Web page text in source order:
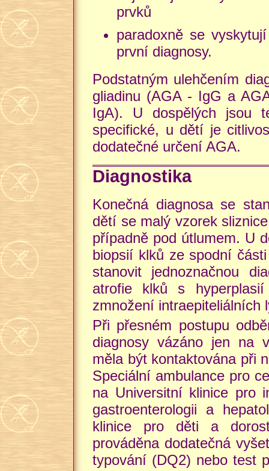
prvků
paradoxně se
první diagnosy.
Podstatným ulehčením
gliadinu (AGA - IgG a
IgA). U dospělých jsou
specifické, u dětí je
dodatečné určení AGA.
Diagnostika
Konečná diagnosa se
dětí se malý vzorek
případně pod útlumem. U
biopsií klků ze spodní
stanovit jednoznačnou
atrofie klků s
zmnožení intraepiteliálních
Při přesném postupu
diagnosy vázáno jen na
měla být kontaktována při
Speciální ambulance pro
na Universitní klinice pro
gastroenterologii a
klinice pro děti a
prováděna dodatečná
typování (DQ2) nebo test